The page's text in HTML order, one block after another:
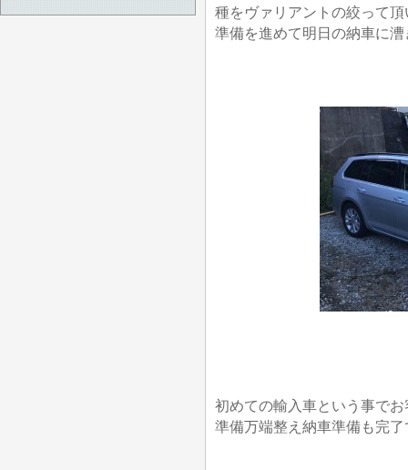
種をヴァリアントの絞って
準備を進めて明日の納車に
初めての輸入車という事で
準備万端整え納車準備も完了